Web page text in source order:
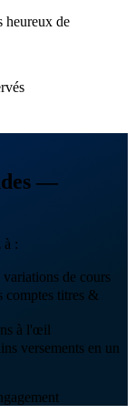
de
—
à :
de cours
comptes titres &
à l'œil
versements en un